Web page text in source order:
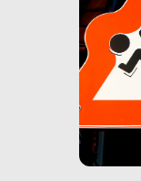
frattura.
nasce
e crisi
più
esse, il
lavoro
gravità.